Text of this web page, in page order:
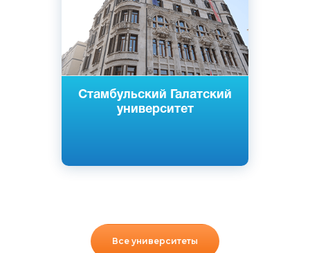
Стамбульский Галатский
университет
Все университеты